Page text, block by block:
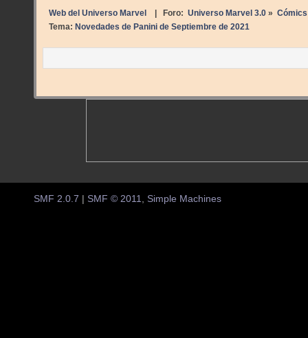
Web del Universo Marvel | Foro: Universo Marvel 3.0» Cómics
Tema: Novedades de Panini de Septiembre de 2021
SMF 2.0.7 SMF © 2011 Simple Machines